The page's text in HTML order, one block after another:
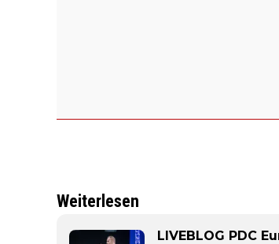
Weiterlesen
LIVEBLOG PDC